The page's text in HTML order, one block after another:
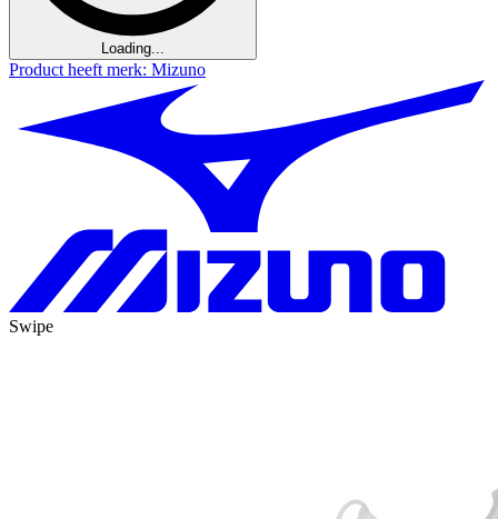
Loading...
Product heeft merk: Mizuno
Swipe